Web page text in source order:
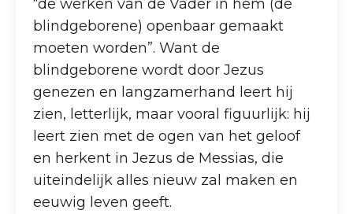
“de werken van de Vader in hem (de
blindgeborene) openbaar gemaakt
moeten worden”. Want de
blindgeborene wordt door Jezus
genezen en langzamerhand leert hij
zien, letterlijk, maar vooral figuurlijk: hij
leert zien met de ogen van het geloof
en herkent in Jezus de Messias, die
uiteindelijk alles nieuw zal maken en
eeuwig leven geeft.